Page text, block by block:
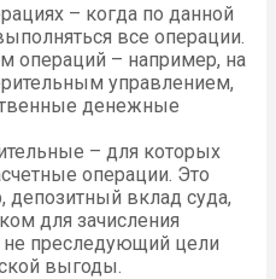
– когда по данной
все операции.
операций – например, на
управлением,
денежные
– для которых
операции. Это
вклад суда,
для зачисления
преследующий цели
выгоды.